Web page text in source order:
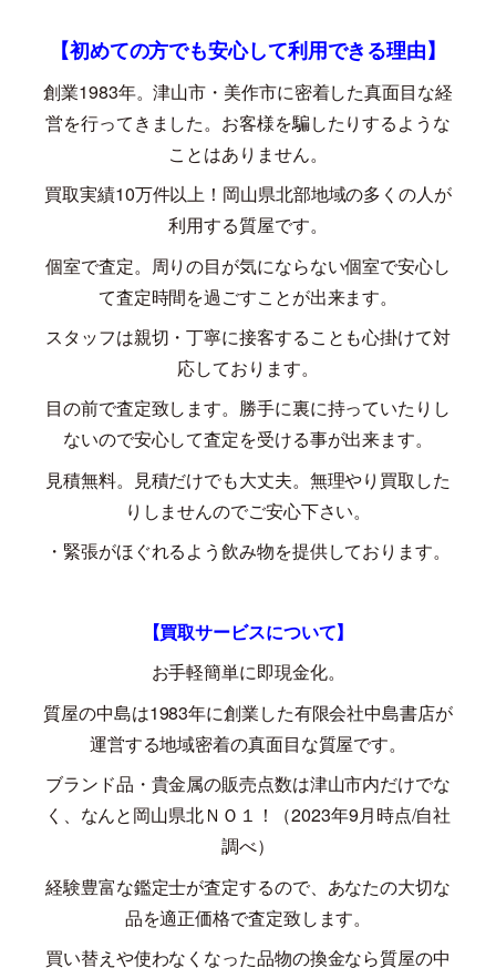
【初めての方でも安心して利用できる理由】
創業1983年。津山市・美作市に密着した真面目な経
営を行ってきました。お客様を騙したりするような
ことはありません。
買取実績10万件以上！岡山県北部地域の多くの人が
利用する質屋です。
個室で査定。周りの目が気にならない個室で安心し
て査定時間を過ごすことが出来ます。
スタッフは親切・丁寧に接客することも心掛けて対
応しております。
目の前で査定致します。勝手に裏に持っていたりし
ないので安心して査定を受ける事が出来ます。
見積無料。見積だけでも大丈夫。無理やり買取した
りしませんのでご安心下さい。
・緊張がほぐれるよう飲み物を提供しております。
【買取サービスについて】
お手軽簡単に即現金化。
質屋の中島は1983年に創業した有限会社中島書店が
運営する地域密着の真面目な質屋です。
ブランド品・貴金属の販売点数は津山市内だけでな
く、なんと岡山県北ＮＯ１！（2023年9月時点/自社
調べ）
経験豊富な鑑定士が査定するので、あなたの大切な
品を適正価格で査定致します。
買い替えや使わなくなった品物の換金なら質屋の中